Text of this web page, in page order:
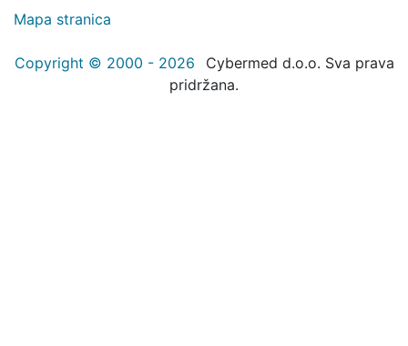
Mapa stranica
Copyright © 2000 - 2026
Cybermed d.o.o. Sva prava
pridržana.